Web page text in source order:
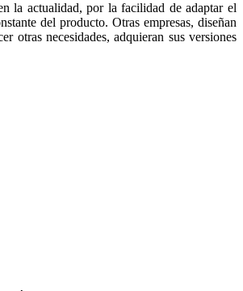
la actualidad, por la facilidad de adaptar el
del producto. Otras empresas, diseñan
otras necesidades, adquieran sus versiones